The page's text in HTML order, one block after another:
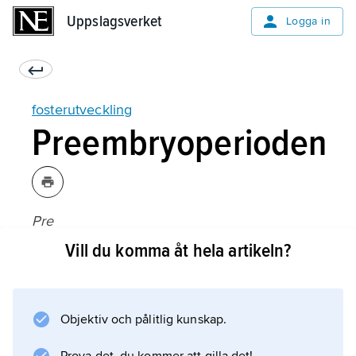
Uppslagsverket Logga in
fosterutveckling
Preembryoperioden
Pre
betyder ’före’, och preembryoperioden är
äggcellen
från den övre
Vill du komma åt hela artikeln?
Objektiv och pålitlig kunskap.